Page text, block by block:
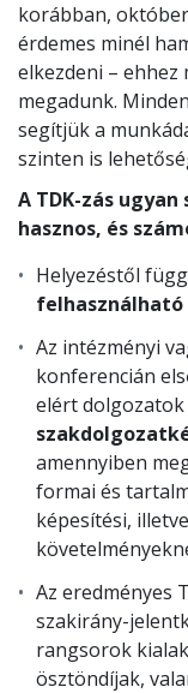
korábban,
érdemes minél
elkezdeni –
megadunk.
segítjük a
szinten is
A TDK-zás
hasznos, és
Helyezéstől
felhasználható
Az intézményi
konferencián
elért dolgozatok
amennyiben
formai és
képesítési,
Az eredményes
szakirány-
rangsorok
ösztöndíjak,